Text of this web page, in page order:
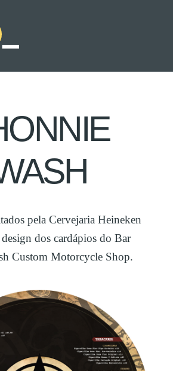
pela Cervejaria Heineken
dos cardápios do Bar
Custom Motorcycle Shop.